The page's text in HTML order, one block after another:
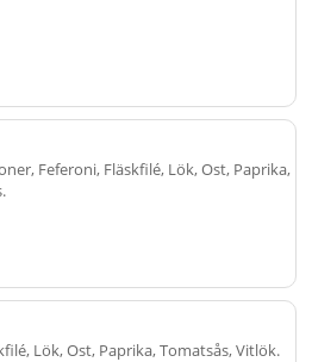
Feferoni, Fläskfilé, Lök, Ost, Paprika,
.
Lök, Ost, Paprika, Tomatsås, Vitlök.